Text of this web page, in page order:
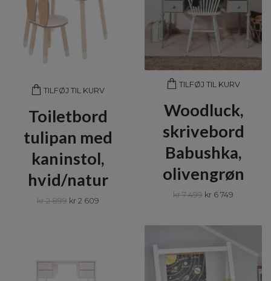
TILFØJ TIL KURV
Toiletbord
tulipan med
kaninstol,
hvid/natur
kr 2 899 kr 2 609
TILFØJ TIL KURV
Woodluck,
skrivebord
Babushka,
olivengrøn
kr 7 499 kr 6 749